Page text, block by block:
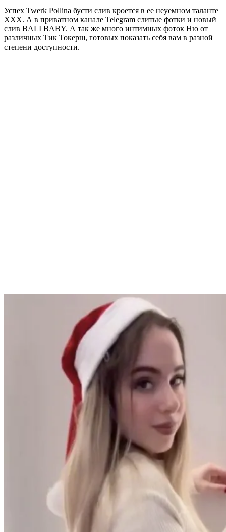
Успех Twerk Pollina бусти слив кроется в ее неуемном таланте
XXX. А в приватном канале Telegram слитые фотки и новый
слив BALI BABY. А так же много интимных фоток Ню от
различных Тик Токерш, готовых показать себя вам в разной
степени доступности.